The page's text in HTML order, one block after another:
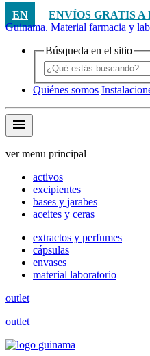
EN
ENVÍOS GRATIS A
Guinama. Material farmacia y
Búsqueda en el sitio
Quiénes somos
menu
ver menu principal
activos
excipientes
bases y jarabes
aceites y ceras
extractos y perfumes
cápsulas
envases
material laboratorio
outlet
outlet